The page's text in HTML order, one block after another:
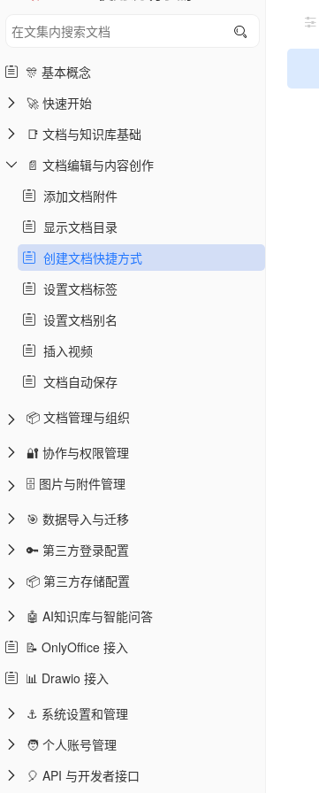
🎊 基本概念
🚀 快速开始
📑 文档与知识库基础
📄 文档编辑与内容创作
添加文档附件
显示文档目录
创建文档快捷方式
设置文档标签
设置文档别名
插入视频
文档自动保存
📦 文档管理与组织
🔐 协作与权限管理
🗄️ 图片与附件管理
🎯 数据导入与迁移
🔑 第三方登录配置
📦 第三方存储配置
🤖 AI知识库与智能问答
📝 OnlyOffice 接入
📊 Drawio 接入
⚓ 系统设置和管理
🧑 个人账号管理
🎈 API 与开发者接口